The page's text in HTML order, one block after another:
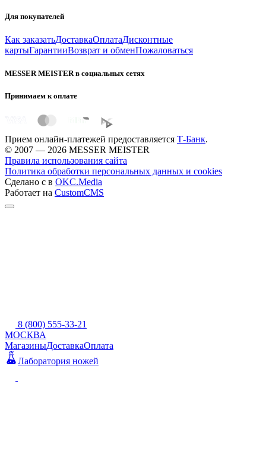
Для покупателей
Как заказатьДоставкаОплатаДисконтные
картыГарантииВозврат и обменПожаловаться
MESSER MEISTER в социальных сетях
Принимаем к оплате
Прием онлайн-платежей предоставляется Т-Банк.
© 2007 — 2026 MESSER MEISTER
Правила использования сайта
Политика обработки персональных данных и cookies
Сделано с в OKC.Media
Работает на CustomCMS
8 (800) 555-33-21
МОСКВА
МагазиныДоставкаОплата
Лаборатория ножей